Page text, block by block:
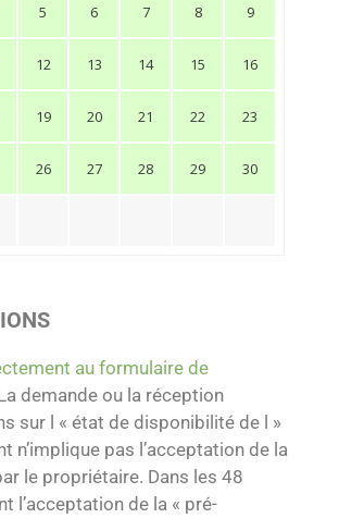
5 6 7 8 9
12 13 14 15 16
19 20 21 22 23
26 27 28 29 30
au formulaire de
demande ou la réception
sur l « état de disponibilité de l »
n’implique pas l’acceptation de la
le propriétaire. Dans les 48
l’acceptation de la « pré-